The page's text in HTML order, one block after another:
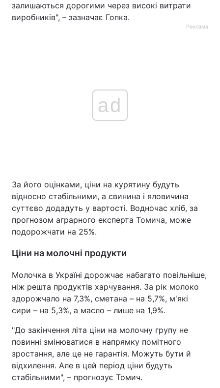
залишаються дорогими через високі витрати
виробників", – зазначає Гопка.
Реклама
ad
За його оцінками, ціни на курятину будуть
відносно стабільними, а свинина і яловичина
суттєво додадуть у вартості. Водночас хліб, за
прогнозом аграрного експерта Томича, може
подорожчати на 25%.
Ціни на молочні продукти
Молочка в Україні дорожчає набагато повільніше,
ніж решта продуктів харчування. За рік молоко
здорожчало на 7,3%, сметана – на 5,7%, м'які
сири – на 5,3%, а масло – лише на 1,9%.
"До закінчення літа ціни на молочну групу не
повинні змінюватися в напрямку помітного
зростання, але це не гарантія. Можуть бути й
відхилення. Але в цей період ціни будуть
стабільними", – прогнозує Томич.